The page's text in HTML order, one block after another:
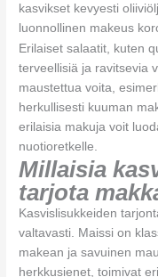
kasvikset kevyesti
luonnollinen makeus
Erilaiset salaatit, kuten
terveellisiä ja ravitsevia
maustettua voita,
herkullisesti kuuman
erilaisia makuja voit
nuotioretkelle.
Millaisia
tarjota
Kasvislisukkeiden
valtavasti. Maissi on
makean ja savuinen
herkkusienet, toimivat